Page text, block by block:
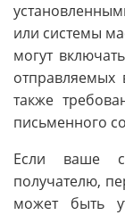
или системы
могут
также
письменного
Если ваше
получателю,
может быть